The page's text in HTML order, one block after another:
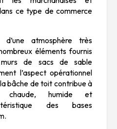
ce type de commerce
d’une atmosphère très
éléments fournis
de sacs de sable
l’aspect opérationnel
bâche de toit contribue à
chaude, humide et
des bases